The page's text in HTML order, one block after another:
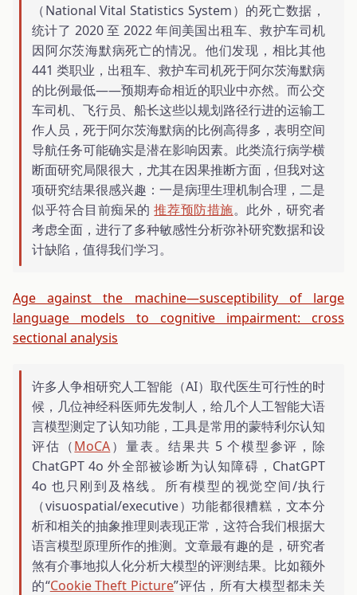
（National Vital Statistics System）的死亡数据，
统计了 2020 至 2022 年间美国出租车、救护车司机
因阿尔茨海默病死亡的情况。他们发现，相比其他
441 类职业，出租车、救护车司机死于阿尔茨海默病
的比例最低——预期寿命相近的职业中亦然。而公交
车司机、飞行员、船长这些以规划路径行进的运输工
作人员，死于阿尔茨海默病的比例高得多，表明空间
导航任务可能确实是潜在影响因素。此类流行病学横
断面研究局限很大，尤其在因果推断方面，但我对这
项研究结果很感兴趣：一是病理生理机制合理，二是
似乎符合目前痴呆的推荐预防措施。此外，研究者
考虑全面，进行了多种敏感性分析弥补研究数据和设
计缺陷，值得我们学习。
Age against the machine—susceptibility of large
language models to cognitive impairment: cross
sectional analysis
许多人争相研究人工智能（AI）取代医生可行性的时
候，几位神经科医师先发制人，给几个人工智能大语
言模型测定了认知功能，工具是常用的蒙特利尔认知
评估（MoCA）量表。结果共 5 个模型参评，除
ChatGPT 4o 外全部被诊断为认知障碍，ChatGPT
4o 也只刚到及格线。所有模型的视觉空间/执行
（visuospatial/executive）功能都很糟糕，文本分
析和相关的抽象推理则表现正常，这符合我们根据大
语言模型原理所作的推测。文章最有趣的是，研究者
煞有介事地拟人化分析大模型的评测结果。比如额外
的“Cookie Theft Picture”评估，所有大模型都未关